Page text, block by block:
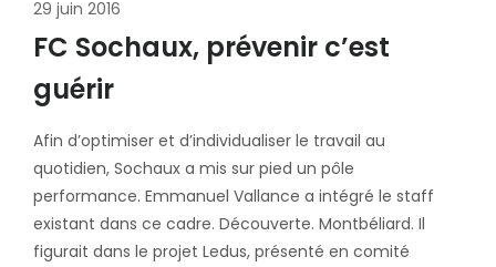
29 juin 2016
FC Sochaux, prévenir c’est
guérir
Afin d’optimiser et d’individualiser le travail au
quotidien, Sochaux a mis sur pied un pôle
performance. Emmanuel Vallance a intégré le staff
existant dans ce cadre. Découverte. Montbéliard. Il
figurait dans le projet Ledus, présenté en comité